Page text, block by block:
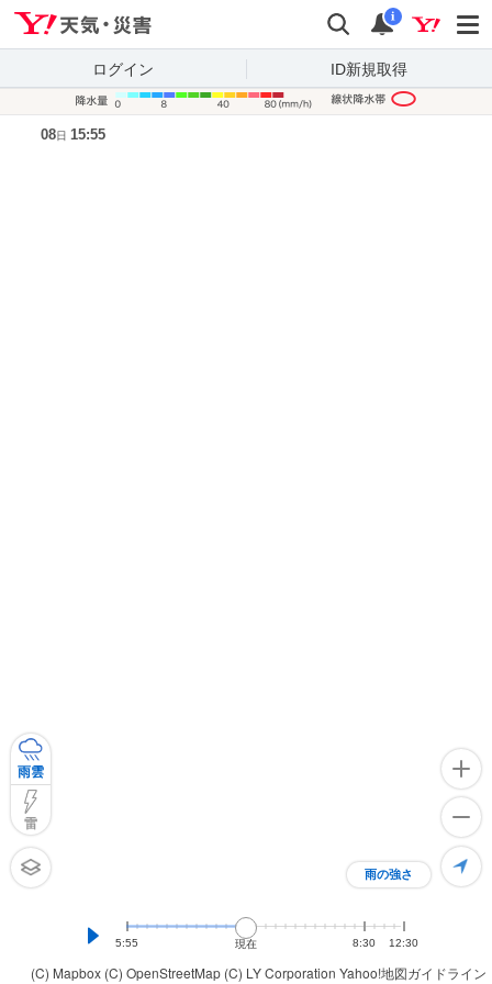
検索 通知
i
ログイン ID新規取得
(C) Mapbox (C) OpenStreetMap (C) LY Corporation Yahoo!地図ガイドライン
雨の強さ
雨雲
雷
5:55 現在 8:30 12:30
08日 15:55